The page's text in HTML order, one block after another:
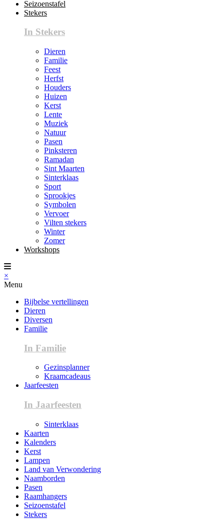
Seizoenstafel
Stekers
In Stekers
Dieren
Familie
Feest
Herfst
Houders
Huizen
Kerst
Lente
Muziek
Natuur
Pasen
Pinksteren
Ramadan
Sint Maarten
Sinterklaas
Sport
Sprookjes
Symbolen
Vervoer
Vilten stekers
Winter
Zomer
Workshops
×
Menu
Bijbelse vertellingen
Dieren
Diversen
Familie
In Familie
Gezinsplanner
Kraamcadeaus
Jaarfeesten
In Jaarfeesten
Sinterklaas
Kaarten
Kalenders
Kerst
Lampen
Land van Verwondering
Naamborden
Pasen
Raamhangers
Seizoenstafel
Stekers